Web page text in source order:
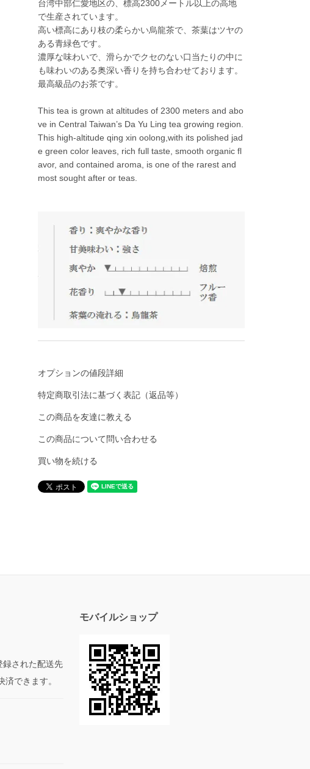
台湾中部仁愛地区の、標高2300メートル以上の高地
で生産されています。
高い標高にあり枝の柔らかい烏龍茶で、茶葉はツヤの
ある青緑色です。
濃厚な味わいで、滑らかでクセのない口当たりの中に
も味わいのある奥深い香りを持ち合わせております。
最高級品のお茶です。
This tea is grown at altitudes of 2300 meters and abo
ve in Central Taiwan’s Da Yu Ling tea growing region.
This high-altitude qing xin oolong,with its polished jad
e green color leaves, rich full taste, smooth organic fl
avor, and contained aroma, is one of the rarest and
most sought after or teas.
オプションの値段詳細
特定商取引法に基づく表記（返品等）
この商品を友達に教える
この商品について問い合わせる
買い物を続ける
された配送先
済できます。
モバイルショップ